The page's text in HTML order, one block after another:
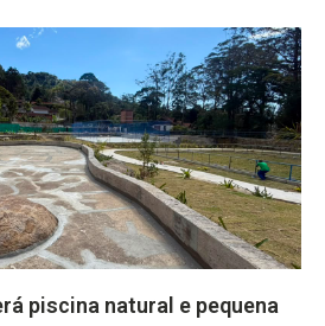
piscina natural e pequena